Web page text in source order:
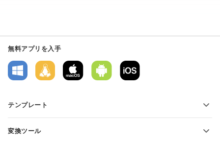
無料アプリを入手
テンプレート
テキスト文書テンプレート
変換ツール